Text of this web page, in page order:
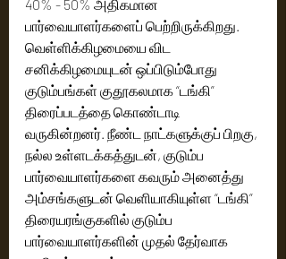
40% - 50% அதிகமான
பார்வையாளர்களைப் பெற்றிருக்கிறது.
வெள்ளிக்கிழமையை விட
சனிக்கிழமையுடன் ஒப்பிடும்போது
குடும்பங்கள் குதூகலமாக “டங்கி”
திரைப்படத்தை கொண்டாடி
வருகின்றனர். நீண்ட நாட்களுக்குப் பிறகு,
நல்ல உள்ளடக்கத்துடன், குடும்ப
பார்வையாளர்களை கவரும் அனைத்து
அம்சங்களுடன் வெளியாகியுள்ள “டங்கி”
திரையரங்குகளில் குடும்ப
பார்வையாளர்களின் முதல் தேர்வாக